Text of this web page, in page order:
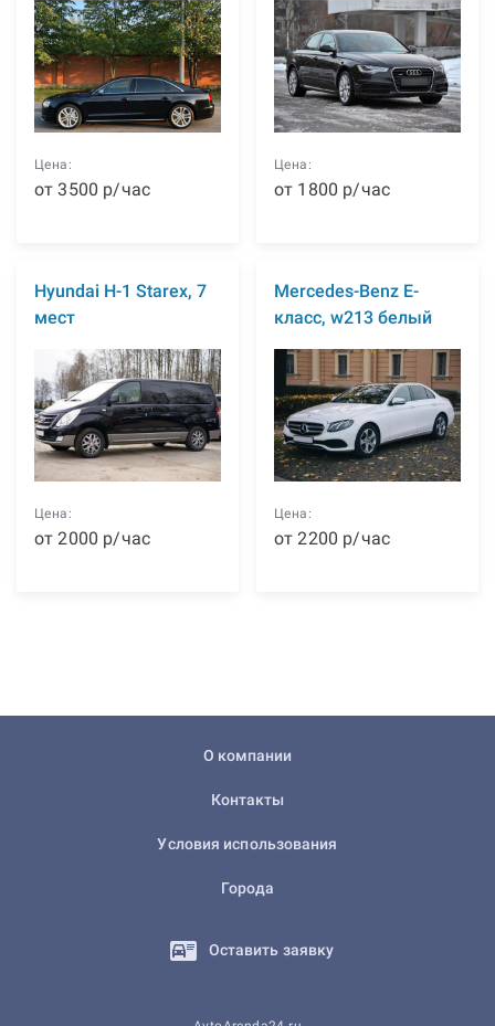
Цена:
от3500 р/час
Цена:
от 1800 р/час
Hyundai H-1 Starex, 7
мест
Цена:
от2000 р/час
Mercedes-Benz E-
класс, w213 белый
Цена:
от2200 р/час
О компании
Контакты
Условия использования
Города
Оставить заявку